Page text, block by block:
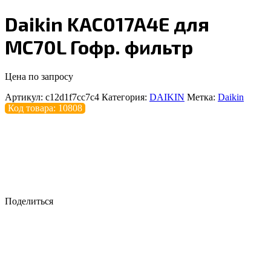
Daikin KAC017A4E для
МС70L Гофр. фильтр
Цена по запросу
Артикул: c12d1f7cc7c4 Категория: DAIKIN Метка: Daikin
Код товара: 10808
Поделиться